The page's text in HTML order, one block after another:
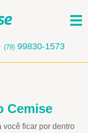
(79) 99830-1573
Cemise
você ficar por dentro